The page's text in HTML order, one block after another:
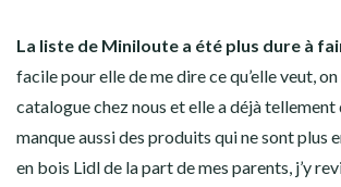
La liste de Miniloute a été plus dure à
facile pour elle de me dire ce qu’elle veut, on
catalogue chez nous et elle a déjà
manque aussi des produits qui ne sont plus
en bois Lidl de la part de mes parents, j’y